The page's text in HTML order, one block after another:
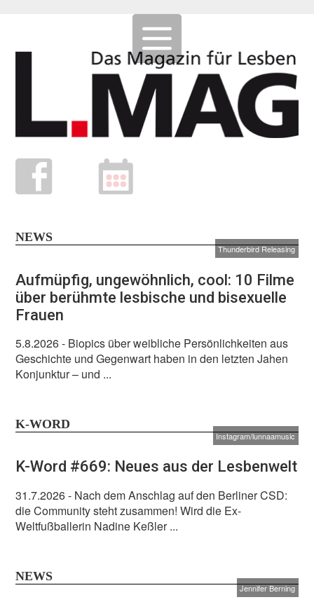
NEWS
Thunderbird Releasing
Aufmüpfig, ungewöhnlich, cool: 10 Filme
über berühmte lesbische und bisexuelle
Frauen
5.8.2026- Biopics über weibliche Persönlichkeiten aus
Geschichte und Gegenwart haben in den letzten Jahen
Konjunktur – und ...
K-WORD
Instagram/lunnaamusic
K-Word #669: Neues aus der Lesbenwelt
31.7.2026- Nach dem Anschlag auf den Berliner CSD:
die Community steht zusammen! Wird die Ex-
Weltfußballerin Nadine Keßler ...
NEWS
Jennifer Berning